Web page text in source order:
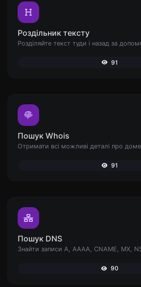
Роздільник тексту
91
Пошук Whois
Отримати всі можливі деталі про
91
Пошук DNS
90